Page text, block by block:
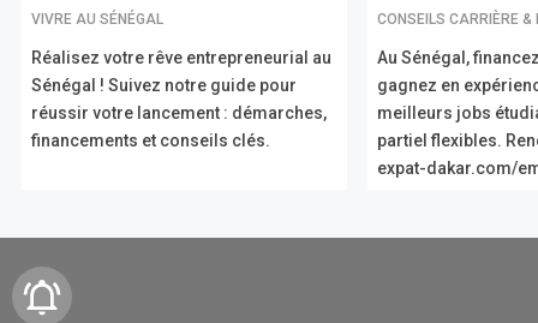
VIVRE AU SÉNÉGAL
Réalisez votre rêve entrepreneurial au
Sénégal ! Suivez notre guide pour
réussir votre lancement : démarches,
financements et conseils clés.
CONSEILS CARRIÈRE &
Au Sénégal,
gagnez en
meilleurs jobs
partiel flexibles.
expat-dakar.com/